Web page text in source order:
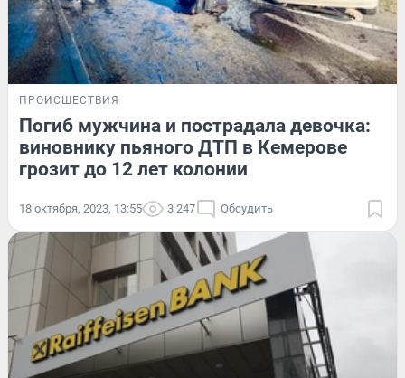
ПРОИСШЕСТВИЯ
Погиб мужчина и пострадала девочка:
виновнику пьяного ДТП в Кемерове
грозит до 12 лет колонии
18 октября, 2023, 13:55 3 247 Обсудить